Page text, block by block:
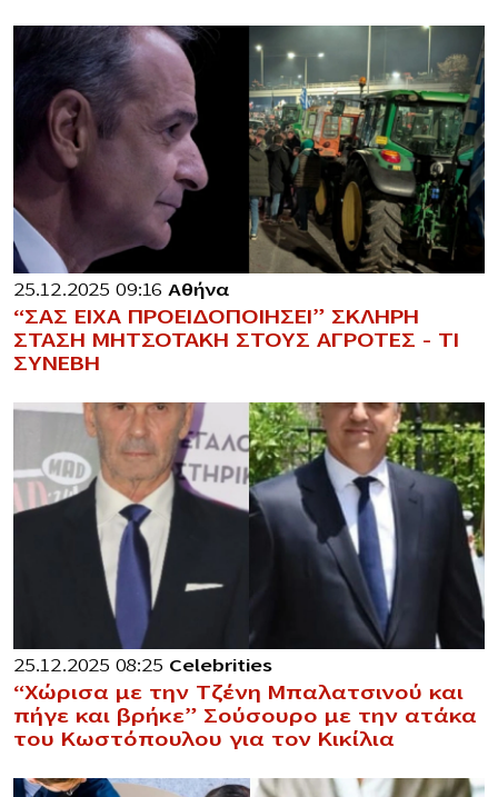
25.12.2025 09:16 Αθήνα
“ΣΑΣ ΕΙΧΑ ΠΡΟΕΙΔΟΠΟΙΗΣΕΙ” ΣΚΛΗΡΗ
ΣΤΑΣΗ ΜΗΤΣΟΤΑΚΗ ΣΤΟΥΣ ΑΓΡΟΤΕΣ – ΤΙ
ΣΥΝΕΒΗ
25.12.2025 08:25 Celebrities
“Χώρισα με την Τζένη Μπαλατσινού και
πήγε και βρήκε” Σούσουρο με την ατάκα
του Κωστόπουλου για τον Κικίλια